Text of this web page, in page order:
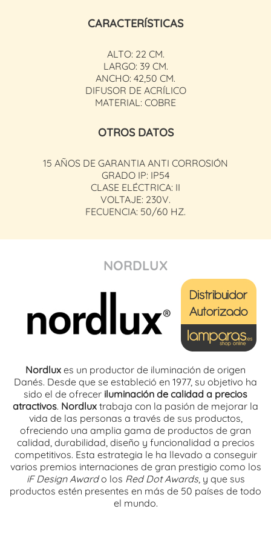
CARACTERÍSTICAS
ALTO: 22 CM.
LARGO: 39 CM.
ANCHO: 42,50 CM.
DIFUSOR DE ACRÍLICO
MATERIAL: COBRE
OTROS DATOS
15 AÑOS DE GARANTIA ANTI CORROSIÓN
GRADO IP: IP54
CLASE ELÉCTRICA: II
VOLTAJE: 230V.
FECUENCIA: 50/60 HZ.
NORDLUX
Nordlux es un productor de iluminación de origen
Danés. Desde que se estableció en 1977, su objetivo ha
sido el de ofrecer iluminación de calidad a precios
atractivos. Nordlux trabaja con la pasión de mejorar la
vida de las personas a través de sus productos,
ofreciendo una amplia gama de productos de gran
calidad, durabilidad, diseño y funcionalidad a precios
competitivos. Esta estrategia le ha llevado a conseguir
varios premios internaciones de gran prestigio como los
iF Design Awardo los Red Dot Awards, y que sus
productos estén presentes en más de 50 países de todo
el mundo.